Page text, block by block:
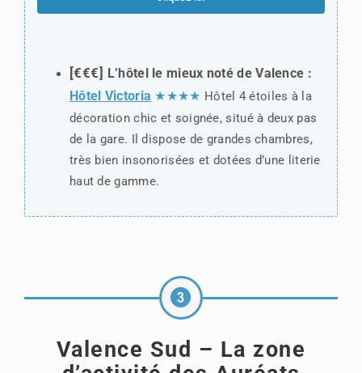
[€€€] L’hôtel le mieux noté de Valence :
Hôtel Victoria ★★★★ Hôtel 4 étoiles à la
décoration chic et soignée, situé à deux pas
de la gare. Il dispose de grandes chambres,
très bien insonorisées et dotées d’une literie
haut de gamme.
Valence Sud – La zone